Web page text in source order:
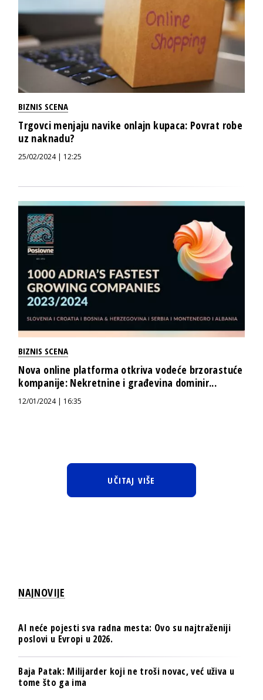
BIZNIS SCENA
Trgovci menjaju navike onlajn kupaca: Povrat robe
uz naknadu?
25/02/2024 | 12:25
BIZNIS SCENA
Nova online platforma otkriva vodeće brzorastuće
kompanije: Nekretnine i građevina dominir...
12/01/2024 | 16:35
UČITAJ VIŠE
NAJNOVIJE
AI neće pojesti sva radna mesta: Ovo su najtraženiji
poslovi u Evropi u 2026.
Baja Patak: Milijarder koji ne troši novac, već uživa u
tome što ga ima